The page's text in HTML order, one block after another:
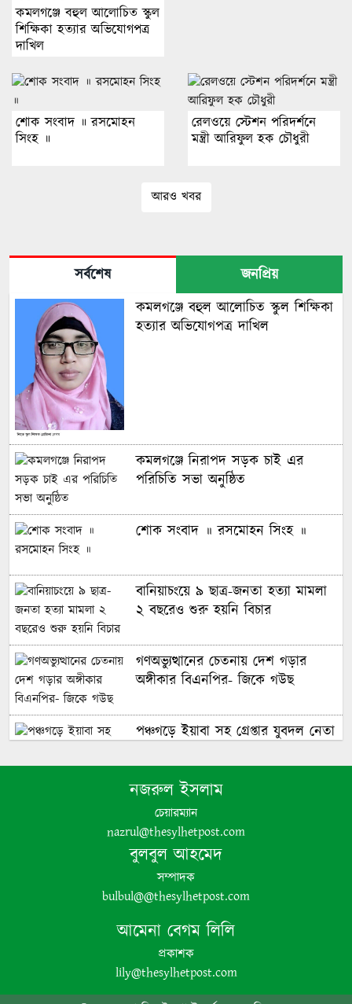
কমলগঞ্জে বহুল আলোচিত স্কুল
শিক্ষিকা হত্যার অভিযোগপত্র
দাখিল
শোক সংবাদ ॥ রসমোহন
সিংহ ॥
রেলওয়ে স্টেশন পরিদর্শনে
মন্ত্রী আরিফুল হক চৌধুরী
আরও খবর
সর্বশেষ
জনপ্রিয়
কমলগঞ্জে বহুল আলোচিত স্কুল শিক্ষিকা
হত্যার অভিযোগপত্র দাখিল
কমলগঞ্জে নিরাপদ সড়ক চাই এর
পরিচিতি সভা অনুষ্ঠিত
শোক সংবাদ ॥ রসমোহন সিংহ ॥
বানিয়াচংয়ে ৯ ছাত্র-জনতা হত্যা মামলা
২ বছরেও শুরু হয়নি বিচার
গণঅভ্যুত্থানের চেতনায় দেশ গড়ার
অঙ্গীকার বিএনপির- জিকে গউছ
পঞ্চগড়ে ইয়াবা সহ গ্রেপ্তার যুবদল নেতা
পঞ্চগড়ে এক শিক্ষককে গাছে বেঁধে
মধ্যযুগীয় কায়দায় নির্যাতন, থানায়
এজাহার দায়ের
শেখ হাসিনার দুঃসাহসিক ডিসেম্বর
অভিযাত্রা সরকার কী তাকে ঠেকাতে
পারবে ||
হবিগঞ্জে ভারতীয় অবৈধ পণ্য আটক
নজরুল ইসলাম
চেয়ারম্যান
nazrul@thesylhetpost.com
বুলবুল আহমেদ
সম্পাদক
bulbul@@thesylhetpost.com
আমেনা বেগম লিলি
প্রকাশক
lily@thesylhetpost.com